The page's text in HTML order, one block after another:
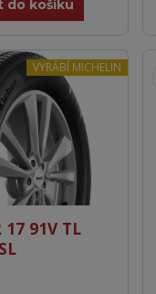
do košíku
VYRÁBÍ MICHELIN
17 91V TL